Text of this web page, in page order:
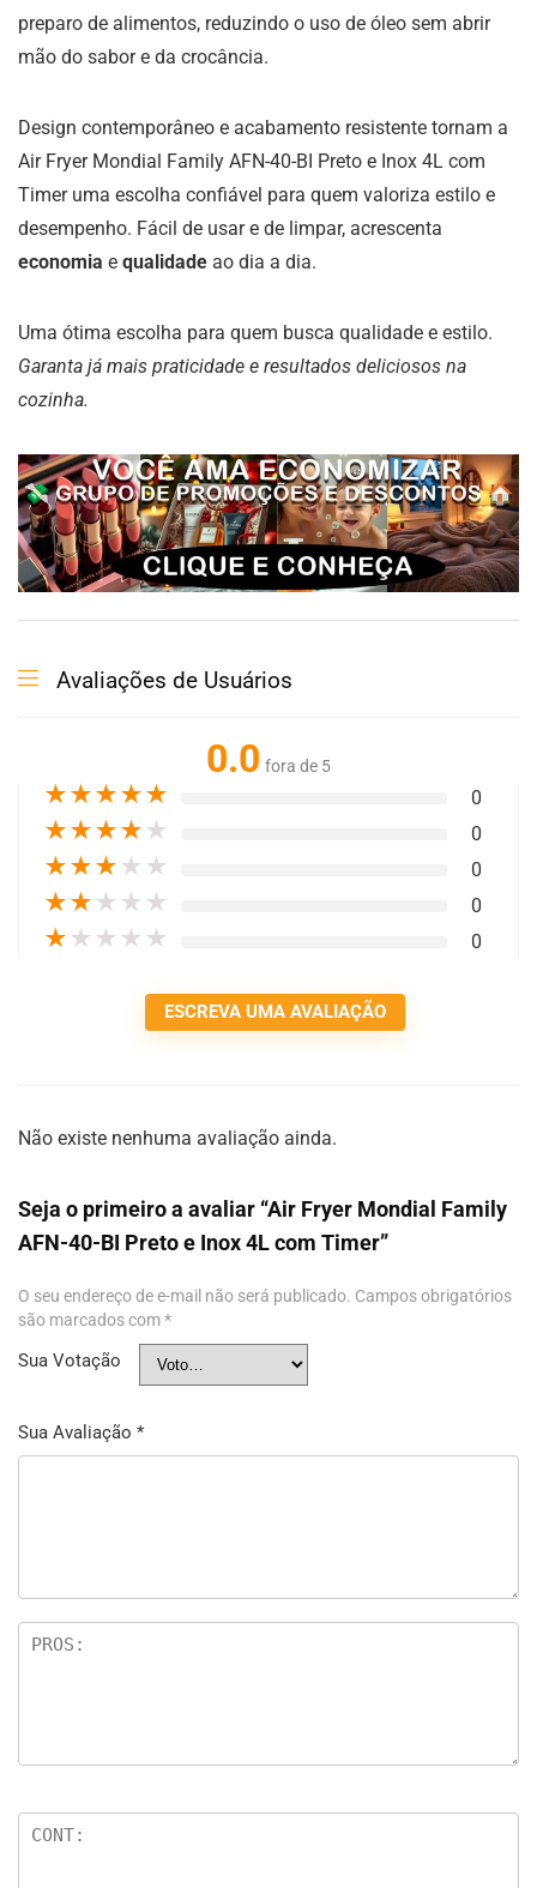
preparo de alimentos, reduzindo o uso de óleo sem abrir
mão do sabor e da crocância.
Design contemporâneo e acabamento resistente tornam a
Air Fryer Mondial Family AFN-40-BI Preto e Inox 4L com
Timer uma escolha confiável para quem valoriza estilo e
desempenho. Fácil de usar e de limpar, acrescenta
economia e qualidade ao dia a dia.
Uma ótima escolha para quem busca qualidade e estilo.
Garanta já mais praticidade e resultados deliciosos na
cozinha.
Avaliações de Usuários
0.0 fora de 5
★★★★★ 0
★★★★ ★ 0
★★★ ★ ★ 0
★★ ★ ★ ★ 0
★ ★ ★ ★ ★ 0
ESCREVA UMA AVALIAÇÃO
Não existe nenhuma avaliação ainda.
Seja o primeiro a avaliar “Air Fryer Mondial Family
AFN-40-BI Preto e Inox 4L com Timer”
O seu endereço de e-mail não será publicado. Campos obrigatórios
são marcados com*
Sua Votação
Sua Avaliação *